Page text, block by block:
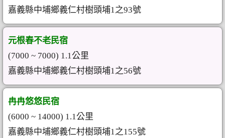
嘉義縣中埔鄉義仁村樹頭埔1之93號
元根春不老民宿
(7000 ~ 7000) 1.1公里
嘉義縣中埔鄉義仁村樹頭埔1之56號
冉冉悠悠民宿
(6000 ~ 14000) 1.1公里
嘉義縣中埔鄉義仁村樹頭埔1之155號